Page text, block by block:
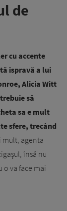
de
cu accente
ispravă a lui
Alicia Witt
să
sa e mult
sfere, trecând
mult, agenta
însă nu
o va face mai